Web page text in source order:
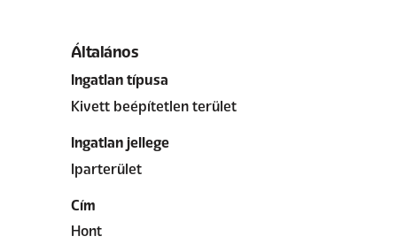
Általános
Ingatlan típusa
Kivett beépítetlen terület
Ingatlan jellege
Iparterület
Cím
Hont